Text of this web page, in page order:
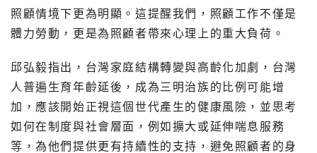
照顧情境下更為明顯。這提醒我們，照顧工作不僅是
體力勞動，更是為照顧者帶來心理上的重大負荷。
邱弘毅指出，台灣家庭結構轉變與高齡化加劇，台灣
人普遍生育年齡延後，成為三明治族的比例可能增
加，應該開始正視這個世代產生的健康風險，並思考
如何在制度與社會層面，例如擴大或延伸喘息服務
等，為他們提供更有持續性的支持，避免照顧者的身